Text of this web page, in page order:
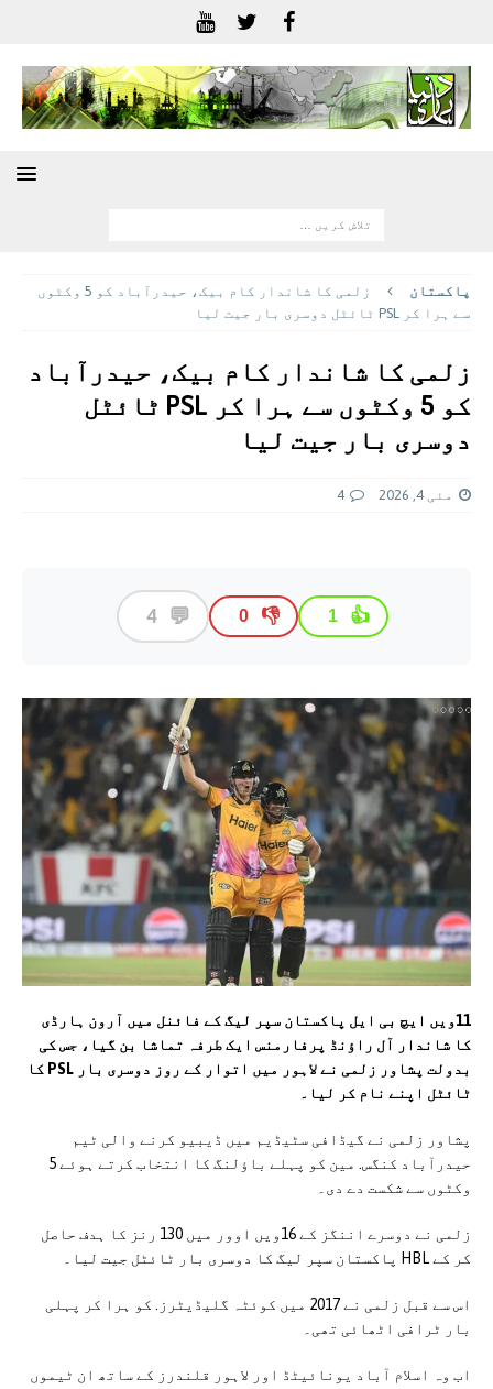
پاکستان
زلمی کا شاندار کام بیک، حیدرآباد کو 5 وکٹوں
سے ہرا کر PSL ٹائٹل دوسری بار جیت لیا
زلمی کا شاندار کام بیک، حیدرآباد
کو 5 وکٹوں سے ہرا کر PSL ٹائٹل
دوسری بار جیت لیا
مئی 4, 2026 4
👍
1
👎
0
💬
4
11ویں ایچ بی ایل پاکستان سپر لیگ کے فائنل میں آرون ہارڈی
کا شاندار آل راؤنڈ پرفارمنس ایک طرفہ تماشا بن گیا، جس کی
بدولت پشاور زلمی نے لاہور میں اتوار کے روز دوسری بار PSL کا
ٹائٹل اپنے نام کر لیا۔
پشاور زلمی نے گیڈافی سٹیڈیم میں ڈیبیو کرنے والی ٹیم
حیدرآباد کنگس. مین کو پہلے باؤلنگ کا انتخاب کرتے ہوئے 5
وکٹوں سے شکست دے دی۔
زلمی نے دوسرے اننگز کے 16ویں اوور میں 130 رنز کا ہدف حاصل
کر کے HBL پاکستان سپر لیگ کا دوسری بار ٹائٹل جیت لیا۔
اس سے قبل زلمی نے 2017 میں کوئٹہ گلیڈیٹرز. کو ہرا کر پہلی
بار ٹرافی اٹھائی تھی۔
اب وہ اسلام آباد یونائیٹڈ اور لاہور قلندرز کے ساتھ ان ٹیموں